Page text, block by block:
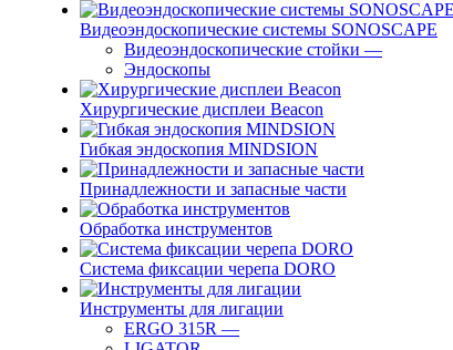
Видеоэндоскопические системы SONOSCAPE
Видеоэндоскопические стойки —
Эндоскопы
Хирургические дисплеи Beacon
Гибкая эндоскопия MINDSION
Принадлежности и запасные части
Обработка инструментов
Система фиксации черепа DORO
Инструменты для лигации
ERGO 315R —